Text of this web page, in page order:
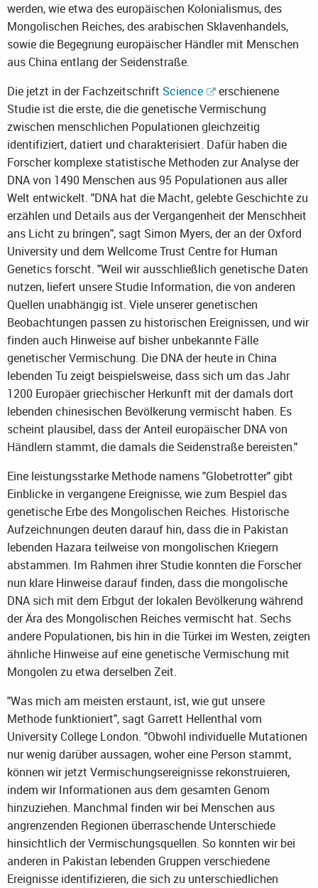
werden, wie etwa des europäischen Kolonialismus, des
Mongolischen Reiches, des arabischen Sklavenhandels,
sowie die Begegnung europäischer Händler mit Menschen
aus China entlang der Seidenstraße.
Die jetzt in der Fachzeitschrift Science
erschienene
Studie ist die erste, die die genetische Vermischung
zwischen menschlichen Populationen gleichzeitig
identifiziert, datiert und charakterisiert. Dafür haben die
Forscher komplexe statistische Methoden zur Analyse der
DNA von 1490 Menschen aus 95 Populationen aus aller
Welt entwickelt. "DNA hat die Macht, gelebte Geschichte zu
erzählen und Details aus der Vergangenheit der Menschheit
ans Licht zu bringen", sagt Simon Myers, der an der Oxford
University und dem Wellcome Trust Centre for Human
Genetics forscht. "Weil wir ausschließlich genetische Daten
nutzen, liefert unsere Studie Information, die von anderen
Quellen unabhängig ist. Viele unserer genetischen
Beobachtungen passen zu historischen Ereignissen, und wir
finden auch Hinweise auf bisher unbekannte Fälle
genetischer Vermischung. Die DNA der heute in China
lebenden Tu zeigt beispielsweise, dass sich um das Jahr
1200 Europäer griechischer Herkunft mit der damals dort
lebenden chinesischen Bevölkerung vermischt haben. Es
scheint plausibel, dass der Anteil europäischer DNA von
Händlern stammt, die damals die Seidenstraße bereisten."
Eine leistungsstarke Methode namens "Globetrotter" gibt
Einblicke in vergangene Ereignisse, wie zum Bespiel das
genetische Erbe des Mongolischen Reiches. Historische
Aufzeichnungen deuten darauf hin, dass die in Pakistan
lebenden Hazara teilweise von mongolischen Kriegern
abstammen. Im Rahmen ihrer Studie konnten die Forscher
nun klare Hinweise darauf finden, dass die mongolische
DNA sich mit dem Erbgut der lokalen Bevölkerung während
der Ära des Mongolischen Reiches vermischt hat. Sechs
andere Populationen, bis hin in die Türkei im Westen, zeigten
ähnliche Hinweise auf eine genetische Vermischung mit
Mongolen zu etwa derselben Zeit.
"Was mich am meisten erstaunt, ist, wie gut unsere
Methode funktioniert", sagt Garrett Hellenthal vom
University College London. "Obwohl individuelle Mutationen
nur wenig darüber aussagen, woher eine Person stammt,
können wir jetzt Vermischungsereignisse rekonstruieren,
indem wir Informationen aus dem gesamten Genom
hinzuziehen. Manchmal finden wir bei Menschen aus
angrenzenden Regionen überraschende Unterschiede
hinsichtlich der Vermischungsquellen. So konnten wir bei
anderen in Pakistan lebenden Gruppen verschiedene
Ereignisse identifizieren, die sich zu unterschiedlichen